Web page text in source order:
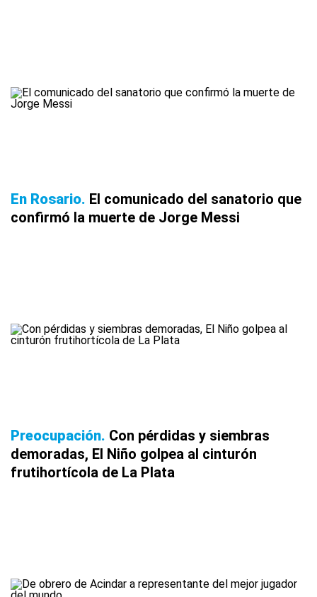
En Rosario El comunicado del sanatorio que
confirmó la muerte de Jorge Messi
Preocupación Con pérdidas y siembras
demoradas, El Niño golpea al cinturón
frutihortícola de La Plata